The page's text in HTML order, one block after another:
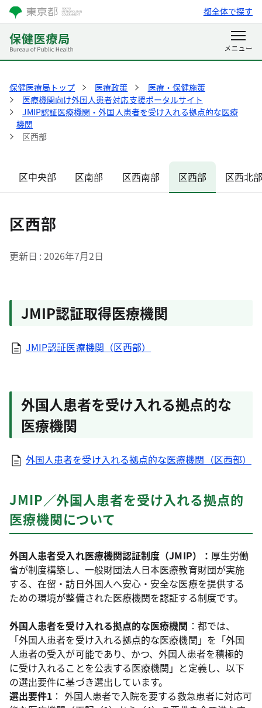
都全体で探す
保健医療局トップ 医療政策
医療・保健施策
医療機関向け外国人患者対応支援ポータルサイト
JMIP認証医療機関・外国人患者を受け入れる拠点的な医療
機関
区西部
区中央部 区南部 区西南部 区西部 区西北
区西部
更新日 2026年7月2日
JMIP認証取得医療機関
JMIP認証医療機関（区西部）
外国人患者を受け入れる拠点的な
医療機関
外国人患者を受け入れる拠点的な医療機関（区西部）
JMIP／外国人患者を受け入れる拠点的
医療機関について
外国人患者受入れ医療機関認証制度（JMIP）： 厚生労働
省が制度構築し、一般財団法人日本医療教育財団が実施
する、在留・訪日外国人へ安心・安全な医療を提供する
ための環境が整備された医療機関を認証する制度です。
外国人患者を受け入れる拠点的な医療機関 ：都では、
「外国人患者を受け入れる拠点的な医療機関」を「外国
人患者の受入が可能であり、かつ、外国人患者を積極的
に受け入れることを公表する医療機関」と定義し、以下
の選出要件に基づき選出しています。
選出要件1 ： 外国人患者で入院を要する救急患者に対応可